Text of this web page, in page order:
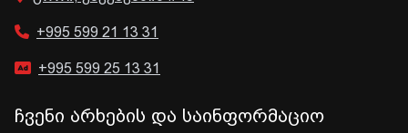
+995 599 21 13 31
+995 599 25 13 31
ჩვენი არხების და საინფორმაციო